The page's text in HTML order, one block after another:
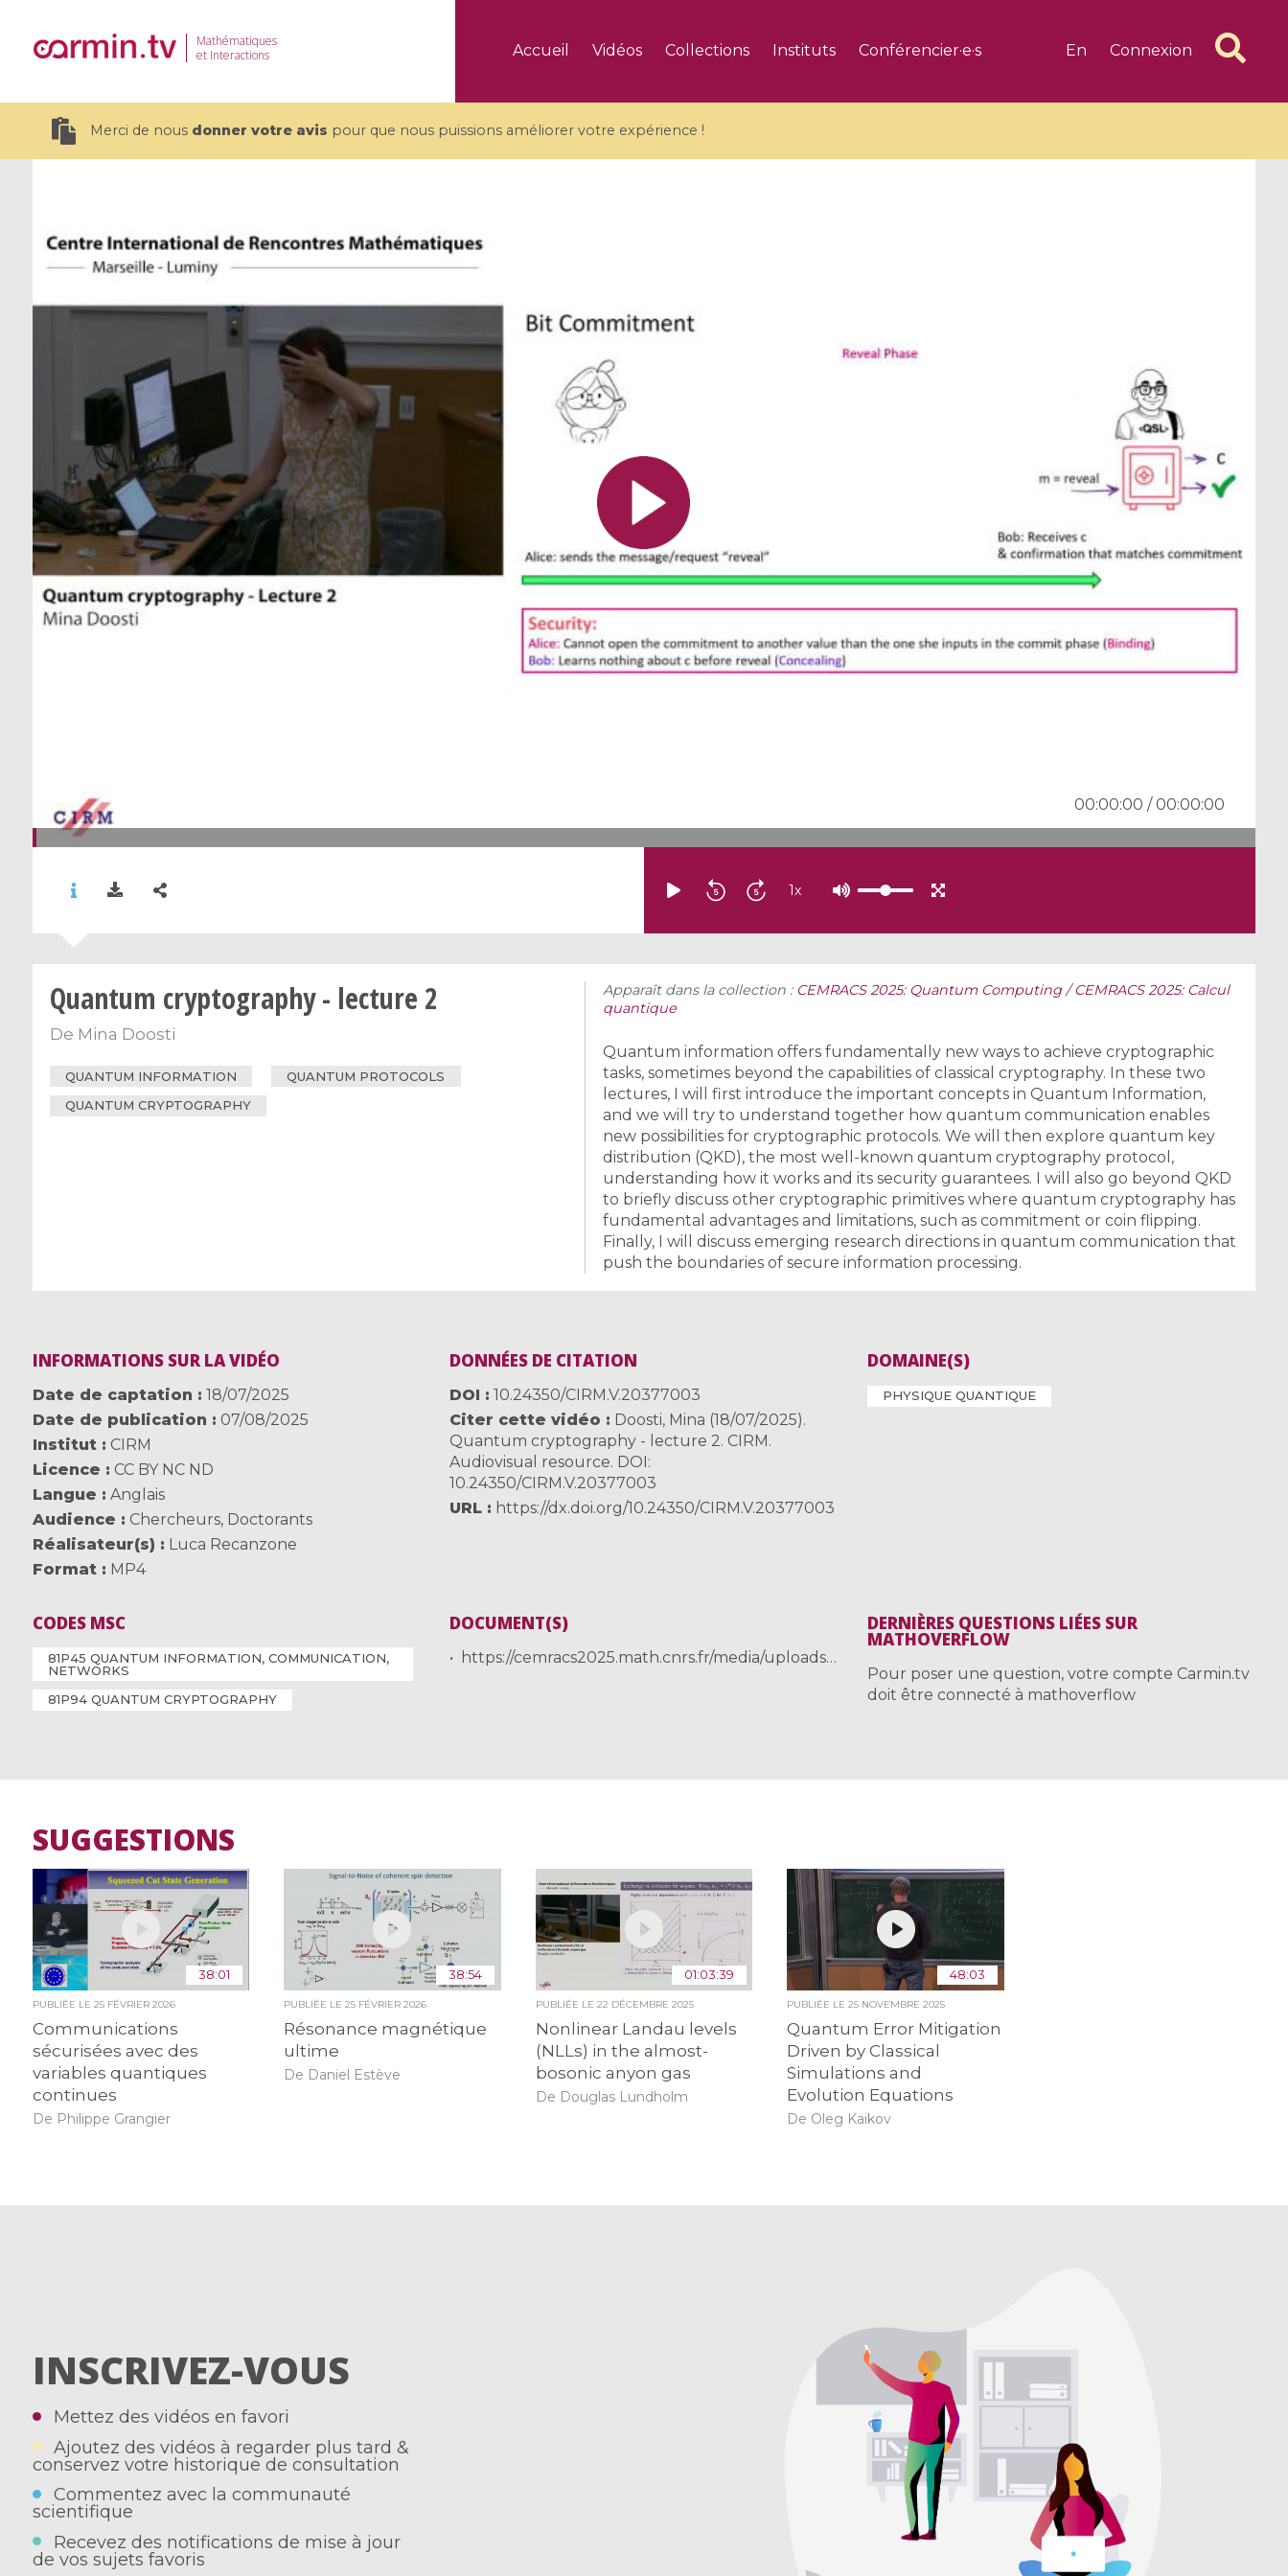
Mathématiques
et Interactions
Accueil Vidéos Collections Instituts Conférencier·e·s En Connexion
Merci de nous donner votre avis pour que nous puissions améliorer votre expérience !
19 videos
CEMRACS 2026 : Modeling and AI
for Environmental Transition /
Centre d'Eté Mathématique de
Recherche Avancée en Calcul
Scientifique
Coulomb branches and affine
quantum groups / Branches de
Coulomb et groupes quantiques
affines
Algebraic geometry and complex
geometry / Géométrie algébrique
et géométrie complexe
Dynamical Systems in Infinite
Dimensions and Their
Toutes les collections
Tous les instituts
00:00:00 /00:00:00
1x
Quantum cryptography - lecture 2
De Mina Doosti
QUANTUM INFORMATION
QUANTUM PROTOCOLS
QUANTUM CRYPTOGRAPHY
Apparaît dans la collection : CEMRACS 2025: Quantum Computing / CEMRACS 2025: Calcul
quantique
Quantum information offers fundamentally new ways to achieve cryptographic
tasks, sometimes beyond the capabilities of classical cryptography. In these two
lectures, I will first introduce the important concepts in Quantum Information,
and we will try to understand together how quantum communication enables
new possibilities for cryptographic protocols. We will then explore quantum key
distribution (QKD), the most well-known quantum cryptography protocol,
understanding how it works and its security guarantees. I will also go beyond QKD
to briefly discuss other cryptographic primitives where quantum cryptography has
fundamental advantages and limitations, such as commitment or coin flipping.
Finally, I will discuss emerging research directions in quantum communication that
push the boundaries of secure information processing.
INFORMATIONS SUR LA VIDÉO
Date de captation
18/07/2025
Date de publication
07/08/2025
Institut
CIRM
Licence
CC BY NC ND
Langue
Anglais
Audience
Chercheurs, Doctorants
Réalisateur(s)
Luca Recanzone
Format
MP4
DONNÉES DE CITATION
DOI
10.24350/CIRM.V.20377003
Citer cette vidéo
Doosti, Mina (18/07/2025).
Quantum cryptography - lecture 2. CIRM.
Audiovisual resource. DOI:
10.24350/CIRM.V.20377003
URL
https://dx.doi.org/10.24350/CIRM.V.20377003
DOMAINE(S)
PHYSIQUE QUANTIQUE
CODES MSC
81P45 QUANTUM INFORMATION, COMMUNICATION,
NETWORKS
81P94 QUANTUM CRYPTOGRAPHY
DOCUMENT(S)
https://cemracs2025.math.cnrs.fr/media/uploads/2025/07/22/cemracs_doosti.pdf
DERNIÈRES QUESTIONS LIÉES SUR
MATHOVERFLOW
Pour poser une question, votre compte Carmin.tv
doit être connecté à mathoverflow
SUGGESTIONS
38:01
PUBLIÉE LE 25 FÉVRIER 2026
Communications
sécurisées avec des
variables quantiques
continues
De Philippe Grangier
38:54
PUBLIÉE LE25 FÉVRIER 2026
Résonance magnétique
ultime
De Daniel Estève
01:03:39
PUBLIÉE LE 22 DÉCEMBRE 2025
Nonlinear Landau levels
(NLLs) in the almost-
bosonic anyon gas
De Douglas Lundholm
48:03
PUBLIÉE LE25 NOVEMBRE 2025
Quantum Error Mitigation
Driven by Classical
Simulations and
Evolution Equations
De Oleg Kaikov
INSCRIVEZ-VOUS
Mettez des vidéos en favori
Ajoutez des vidéos à regarder plus tard &
conservez votre historique de consultation
Commentez avec la communauté
scientifique
Recevez des notifications de mise à jour
de vos sujets favoris